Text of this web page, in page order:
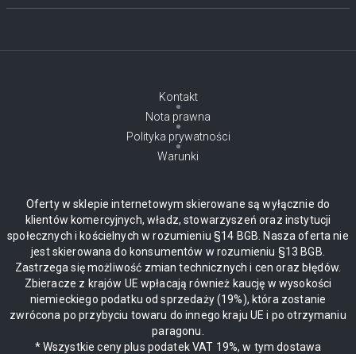
Kontakt
Nota prawna
Polityka prywatności
Warunki
Oferty w sklepie internetowym skierowane są wyłącznie do
klientów komercyjnych, władz, stowarzyszeń oraz instytucji
społecznych i kościelnych w rozumieniu §14 BGB. Nasza oferta nie
jest skierowana do konsumentów w rozumieniu §13 BGB.
Zastrzega się możliwość zmian technicznych i cen oraz błędów.
Zbieracze z krajów UE wpłacają również kaucję w wysokości
niemieckiego podatku od sprzedaży (19%), która zostanie
zwrócona po przybyciu towaru do innego kraju UE i po otrzymaniu
paragonu.
* Wszystkie ceny plus podatek VAT 19%, w tym dostawa